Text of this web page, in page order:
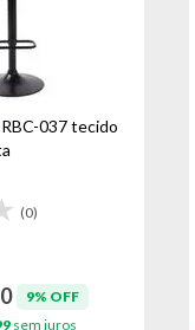
037 tecido
(0)
9% OFF
sem juros